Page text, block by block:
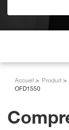
Accueil Produit
OFD1550